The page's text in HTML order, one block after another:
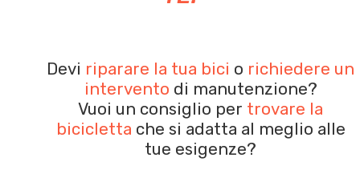
Devi riparare la tua bici o richiedere un
intervento di manutenzione?
Vuoi un consiglio per trovare la
bicicletta che si adatta al meglio alle
tue esigenze?